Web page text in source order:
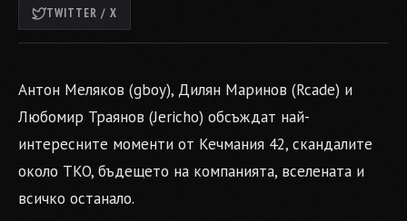
TWITTER / X
Антон Меляков (gboy), Дилян Маринов (Rcade) и
Любомир Траянов (Jericho) обсъждат най-
интересните моменти от Кечмания 42, скандалите
около TKO, бъдещето на компанията, вселената и
всичко останало.